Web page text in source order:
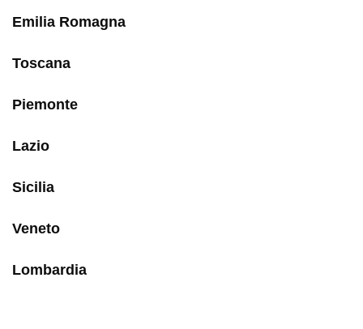
Emilia Romagna
Toscana
Piemonte
Lazio
Sicilia
Veneto
Lombardia